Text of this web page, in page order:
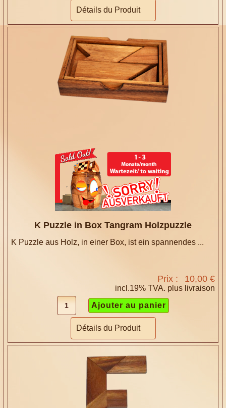
Détails du Produit
K Puzzle in Box Tangram Holzpuzzle
K Puzzle aus Holz, in einer Box, ist ein spannendes ...
Prix : 10,00 €
incl.19% TVA. plus livraison
Détails du Produit